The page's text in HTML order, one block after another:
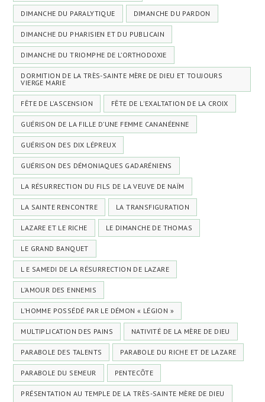
DIMANCHE DU PARALYTIQUE DIMANCHE DU PARDON
DIMANCHE DU PHARISIEN ET DU PUBLICAIN
DIMANCHE DU TRIOMPHE DE L’ORTHODOXIE
DORMITION DE LA TRÈS-SAINTE MÈRE DE DIEU ET TOUJOURS
VIERGE MARIE
FÊTE DE L'ASCENSION FÊTE DE L'EXALTATION DE LA CROIX
GUÉRISON DE LA FILLE D’UNE FEMME CANANÉENNE
GUÉRISON DES DIX LÉPREUX
GUÉRISON DES DÉMONIAQUES GADARÉNIENS
LA RÉSURRECTION DU FILS DE LA VEUVE DE NAÏM
LA SAINTE RENCONTRE LA TRANSFIGURATION
LAZARE ET LE RICHE LE DIMANCHE DE THOMAS
LE GRAND BANQUET
L E SAMEDI DE LA RÉSURRECTION DE LAZARE
L’AMOUR DES ENNEMIS
L’HOMME POSSÉDÉ PAR LE DÉMON « LÉGION »
MULTIPLICATION DES PAINS NATIVITÉ DE LA MÈRE DE DIEU
PARABOLE DES TALENTS PARABOLE DU RICHE ET DE LAZARE
PARABOLE DU SEMEUR PENTECÔTE
PRÉSENTATION AU TEMPLE DE LA TRÈS-SAINTE MÈRE DE DIEU